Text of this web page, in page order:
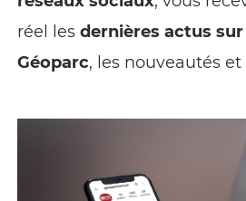
réel les dernières actus sur
Géoparc, les nouveautés